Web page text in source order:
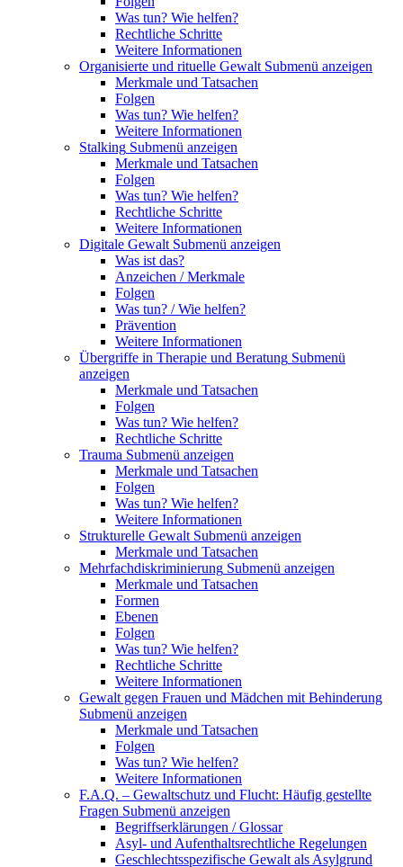
Was tun? Wie helfen?
Rechtliche Schritte
Weitere Informationen
Organisierte und rituelle Gewalt Submenü anzeigen
Merkmale und Tatsachen
Folgen
Was tun? Wie helfen?
Weitere Informationen
Stalking Submenü anzeigen
Merkmale und Tatsachen
Folgen
Was tun? Wie helfen?
Rechtliche Schritte
Weitere Informationen
Digitale Gewalt Submenü anzeigen
Was ist das?
Anzeichen / Merkmale
Folgen
Was tun? / Wie helfen?
Prävention
Weitere Informationen
Übergriffe in Therapie und Beratung Submenü
anzeigen
Merkmale und Tatsachen
Folgen
Was tun? Wie helfen?
Rechtliche Schritte
Trauma Submenü anzeigen
Merkmale und Tatsachen
Folgen
Was tun? Wie helfen?
Weitere Informationen
Strukturelle Gewalt Submenü anzeigen
Merkmale und Tatsachen
Mehrfachdiskriminierung Submenü anzeigen
Merkmale und Tatsachen
Formen
Ebenen
Folgen
Was tun? Wie helfen?
Rechtliche Schritte
Weitere Informationen
Gewalt gegen Frauen und Mädchen mit Behinderung
Submenü anzeigen
Merkmale und Tatsachen
Folgen
Was tun? Wie helfen?
Weitere Informationen
F.A.Q. – Gewaltschutz und Flucht: Häufig gestellte
Fragen Submenü anzeigen
Begriffserklärungen / Glossar
Asyl- und Aufenthaltsrechtliche Regelungen
Geschlechtsspezifische Gewalt als Asylgrund